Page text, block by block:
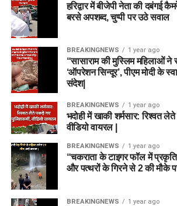
हरिद्वार में बीजेपी नेता की दबंगई
बरसे अपशब्द, चुप्पी पर उठे सवाल
BREAKINGNEWS 1 year ago
“सासाराम की मुस्लिम महिलाओं ने
‘ऑपरेशन सिन्दूर’, पीएम मोदी के
संदेश|
BREAKINGNEWS 1 year ago
भदोही में खाकी शर्मसार: रिश्वत
वीडियो वायरल |
BREAKINGNEWS 1 year ago
“चकराता के टाइगर फॉल में
और पत्थरों के गिरने से 2 की मौके
BREAKINGNEWS 1 year ago